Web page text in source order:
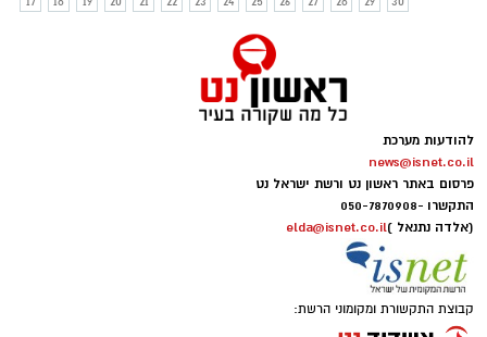
להודעות מערכת
news@isnet.co.il
פרסום באתר ראשון נט ורשת ישראל נט
התקשרו -050-7870908
(אלדה נתנאל )elda@isnet.co.il
קבוצת התקשורת ומקומוני הרשת: